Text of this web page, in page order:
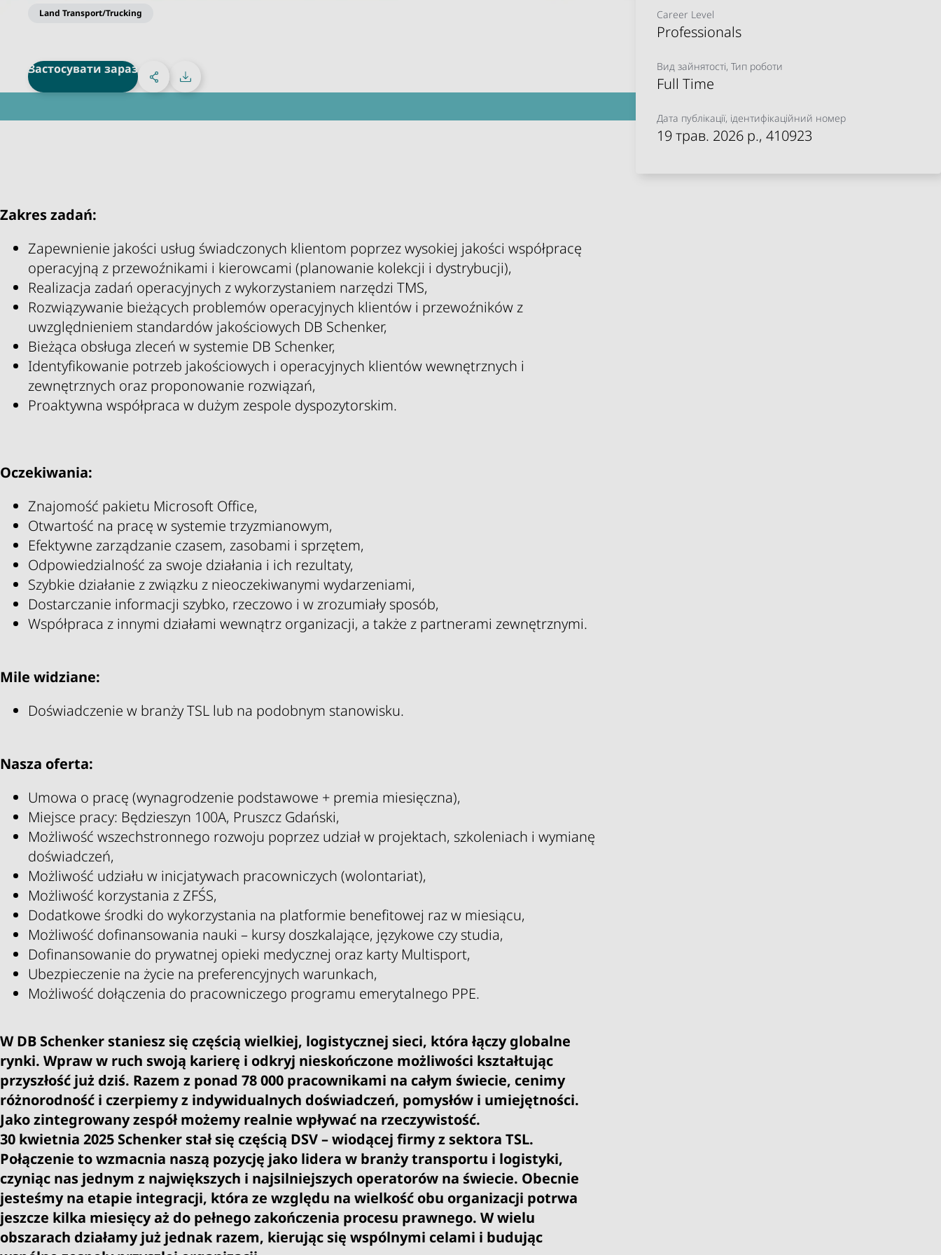
Land Transport/Trucking
Застосувати зараз Sosyal Medya
Завантажити
Career Level
Professionals
Вид зайнятості, Тип роботи
Full Time
Дата публікації, ідентифікаційний номер
19 трав. 2026 р., 410923
Zakres zadań:
Zapewnienie jakości usług świadczonych klientom poprzez wysokiej jakości współpracę
operacyjną z przewoźnikami i kierowcami (planowanie kolekcji i dystrybucji),
Realizacja zadań operacyjnych z wykorzystaniem narzędzi TMS,
Rozwiązywanie bieżących problemów operacyjnych klientów i przewoźników z
uwzględnieniem standardów jakościowych DB Schenker,
Bieżąca obsługa zleceń w systemie DB Schenker,
Identyfikowanie potrzeb jakościowych i operacyjnych klientów wewnętrznych i
zewnętrznych oraz proponowanie rozwiązań,
Proaktywna współpraca w dużym zespole dyspozytorskim.
Oczekiwania:
Znajomość pakietu Microsoft Office,
Otwartość na pracę w systemie trzyzmianowym,
Efektywne zarządzanie czasem, zasobami i sprzętem,
Odpowiedzialność za swoje działania i ich rezultaty,
Szybkie działanie z związku z nieoczekiwanymi wydarzeniami,
Dostarczanie informacji szybko, rzeczowo i w zrozumiały sposób,
Współpraca z innymi działami wewnątrz organizacji, a także z partnerami zewnętrznymi.
Mile widziane:
Doświadczenie w branży TSL lub na podobnym stanowisku.
Nasza oferta:
Umowa o pracę (wynagrodzenie podstawowe + premia miesięczna),
Miejsce pracy: Będzieszyn 100A, Pruszcz Gdański,
Możliwość wszechstronnego rozwoju poprzez udział w projektach, szkoleniach i wymianę
doświadczeń,
Możliwość udziału w inicjatywach pracowniczych (wolontariat),
Możliwość korzystania z ZFŚS,
Dodatkowe środki do wykorzystania na platformie benefitowej raz w miesiącu,
Możliwość dofinansowania nauki – kursy doszkalające, językowe czy studia,
Dofinansowanie do prywatnej opieki medycznej oraz karty Multisport,
Ubezpieczenie na życie na preferencyjnych warunkach,
Możliwość dołączenia do pracowniczego programu emerytalnego PPE.
W DB Schenker staniesz się częścią wielkiej, logistycznej sieci, która łączy globalne
rynki. Wpraw w ruch swoją karierę i odkryj nieskończone możliwości kształtując
przyszłość już dziś. Razem z ponad 78 000 pracownikami na całym świecie, cenimy
różnorodność i czerpiemy z indywidualnych doświadczeń, pomysłów i umiejętności.
Jako zintegrowany zespół możemy realnie wpływać na rzeczywistość.
30 kwietnia 2025 Schenker stał się częścią DSV – wiodącej firmy z sektora TSL.
Połączenie to wzmacnia naszą pozycję jako lidera w branży transportu i logistyki,
czyniąc nas jednym z największych i najsilniejszych operatorów na świecie. Obecnie
jesteśmy na etapie integracji, która ze względu na wielkość obu organizacji potrwa
jeszcze kilka miesięcy aż do pełnego zakończenia procesu prawnego. W wielu
obszarach działamy już jednak razem, kierując się wspólnymi celami i budując